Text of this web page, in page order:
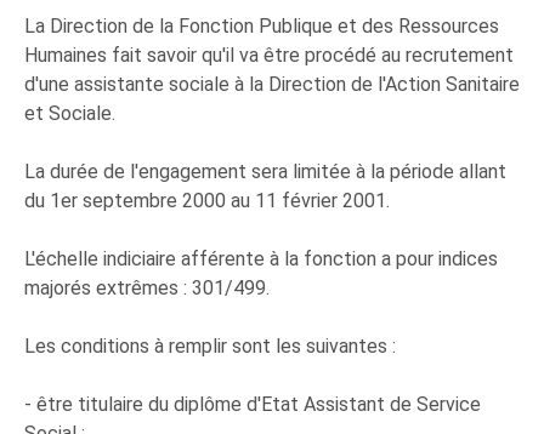
La Direction de la Fonction Publique et des Ressources
Humaines fait savoir qu'il va être procédé au recrutement
d'une assistante sociale à la Direction de l'Action Sanitaire
et Sociale.
La durée de l'engagement sera limitée à la période allant
du 1er septembre 2000 au 11 février 2001.
L'échelle indiciaire afférente à la fonction a pour indices
majorés extrêmes : 301/499.
Les conditions à remplir sont les suivantes :
- être titulaire du diplôme d'Etat Assistant de Service